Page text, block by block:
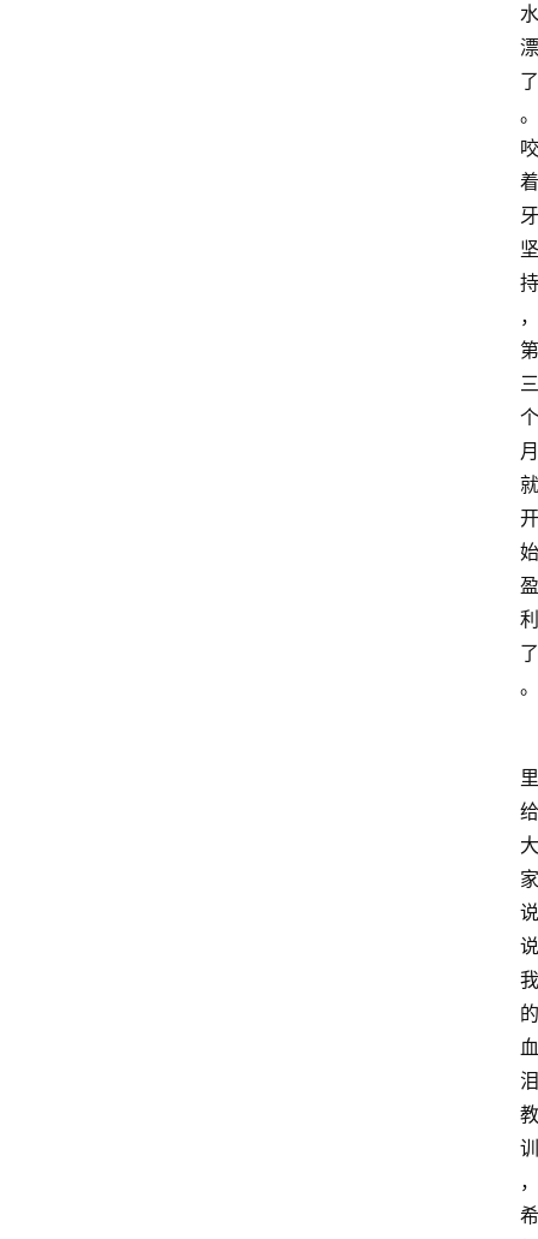
水
漂
了
。
咬
着
牙
坚
持
，
第
三
个
月
就
开
始
盈
利
了
。
里
给
大
家
说
说
我
的
血
泪
教
训
，
希